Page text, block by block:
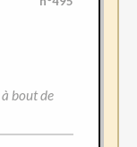
bout de